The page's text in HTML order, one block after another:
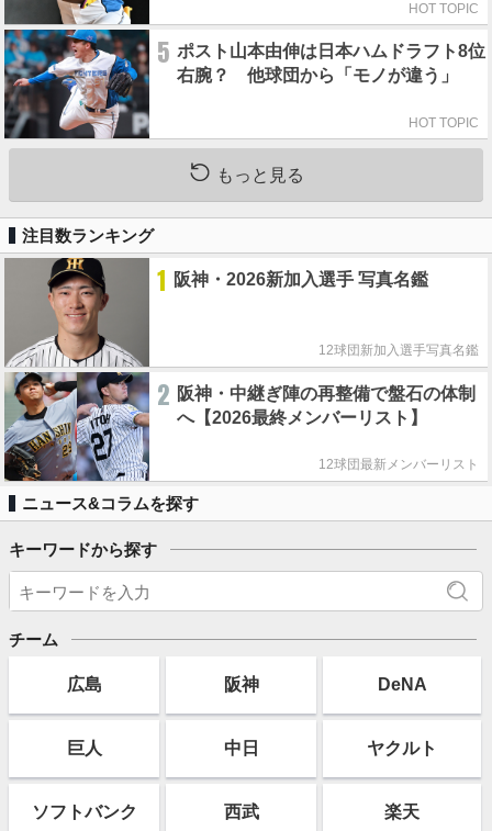
HOT TOPIC
5 ポスト山本由伸は日本ハムドラフト8位
右腕？ 他球団から「モノが違う」
HOT TOPIC
もっと見る
注目数ランキング
1 阪神・2026新加入選手 写真名鑑
12球団新加入選手写真名鑑
2 阪神・中継ぎ陣の再整備で盤石の体制
へ【2026最終メンバーリスト】
12球団最新メンバーリスト
ニュース&コラムを探す
キーワードから探す
チーム
広島 阪神 DeNA
巨人 中日 ヤクルト
ソフトバンク 西武 楽天